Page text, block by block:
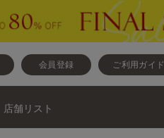
会員登録 ご利用ガイド
店舗リスト